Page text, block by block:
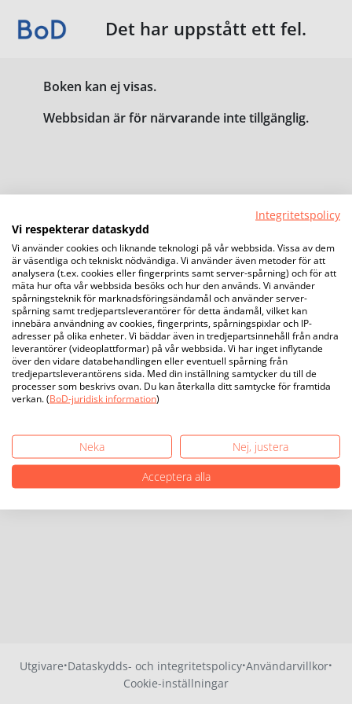
Det har uppstått ett fel.
Boken kan ej visas.
Webbsidan är för närvarande inte tillgänglig.
Utgivare·Dataskydds- och integritetspolicy·Användarvillkor·
Cookie-inställningar
Integritetspolicy
Vi respekterar dataskydd
Vi använder cookies och liknande teknologi på vår webbsida. Vissa av dem
är väsentliga och tekniskt nödvändiga. Vi använder även metoder för att
analysera (t.ex. cookies eller fingerprints samt server-spårning) och för att
mäta hur ofta vår webbsida besöks och hur den används. Vi använder
spårningsteknik för marknadsföringsändamål och använder server-
spårning samt tredjepartsleverantörer för detta ändamål, vilket kan
innebära användning av cookies, fingerprints, spårningspixlar och IP-
adresser på olika enheter. Vi bäddar även in tredjepartsinnehåll från andra
leverantörer (videoplattformar) på vår webbsida. Vi har inget inflytande
över den vidare databehandlingen eller eventuell spårning från
tredjepartsleverantörens sida. Med din inställning samtycker du till de
processer som beskrivs ovan. Du kan återkalla ditt samtycke för framtida
verkan. (BoD-juridisk information)
Neka
Nej, justera
Acceptera alla